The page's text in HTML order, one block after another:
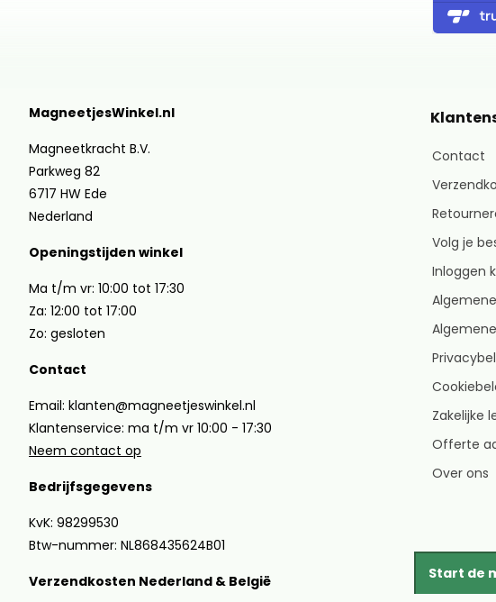
MagneetjesWinkel.nl
Magneetkracht B.V.
Parkweg 82
6717 HW Ede
Nederland
Openingstijden winkel
Ma t/m vr: 10:00 tot 17:30
Za: 12:00 tot 17:00
Zo: gesloten
Contact
Email: klanten@magneetjeswinkel.nl
Klantenservice: ma t/m vr 10:00 - 17:30
Neem contact op
Bedrijfsgegevens
KvK: 98299530
Btw-nummer: NL868435624B01
Verzendkosten Nederland & België
Contact
Volg je
Inloggen
Zakelijke
Offerte
Over ons
Start de